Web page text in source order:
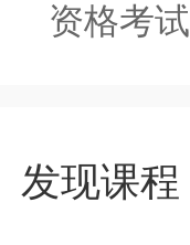
资格考试
发现课程